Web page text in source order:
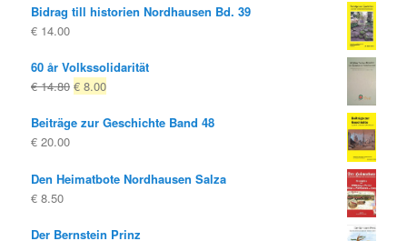
Bidrag till historien Nordhausen Bd. 39
€ 14.00
60 år Volkssolidarität
€14.80 Ursprungligt
var:
€ 8.00Nuvarande
är:
Beiträge zur Geschichte Band 48
€ 20.00
Den Heimatbote Nordhausen Salza
€ 8.50
Der Bernstein Prinz